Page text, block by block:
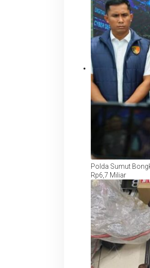
Polda Sumut
Rp6,7 Miliar